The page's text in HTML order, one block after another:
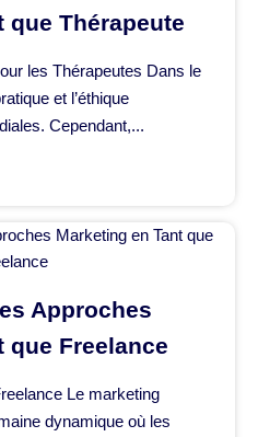
que Thérapeute
les Thérapeutes Dans le
et l’éthique
Cependant,...
Approches
que Freelance
Le marketing
dynamique où les